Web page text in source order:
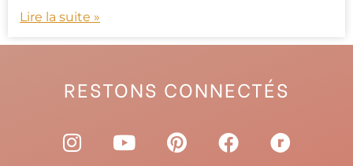
Lire la suite »
RESTONS CONNECTÉS
I
n
Y
o
P
i
F
a
R
a